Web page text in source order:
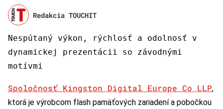
Redakcia TOUCHIT
Nespútaný výkon, rýchlosť a odolnosť v
dynamickej prezentácii so závodnými
motívmi
Spoločnosť Kingston Digital Europe Co LLP,
ktorá je výrobcom flash pamäťových zariadení a pobočkou